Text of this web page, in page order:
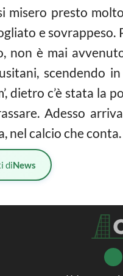
misero presto
e
non è mai
scendendo
dietro c’è stata
Adesso
nel calcio che
diNews